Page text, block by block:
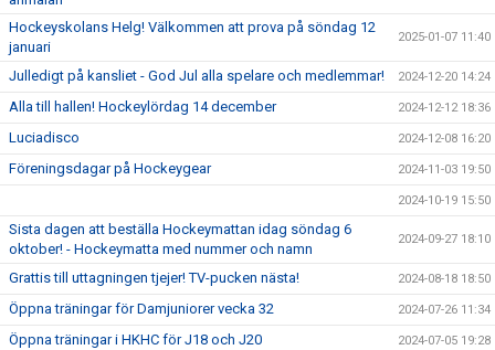
Hockeyskolans Helg! Välkommen att prova på söndag 12
januari
2025-01-07 11:40
Julledigt på kansliet - God Jul alla spelare och medlemmar! 2024-12-20 14:24
Alla till hallen! Hockeylördag 14 december 2024-12-12 18:36
Luciadisco 2024-12-08 16:20
Föreningsdagar på Hockeygear 2024-11-03 19:50
2024-10-19 15:50
Sista dagen att beställa Hockeymattan idag söndag 6
oktober! - Hockeymatta med nummer och namn
2024-09-27 18:10
Grattis till uttagningen tjejer! TV-pucken nästa! 2024-08-18 18:50
Öppna träningar för Damjuniorer vecka 32 2024-07-26 11:34
Öppna träningar i HKHC för J18 och J20 2024-07-05 19:28